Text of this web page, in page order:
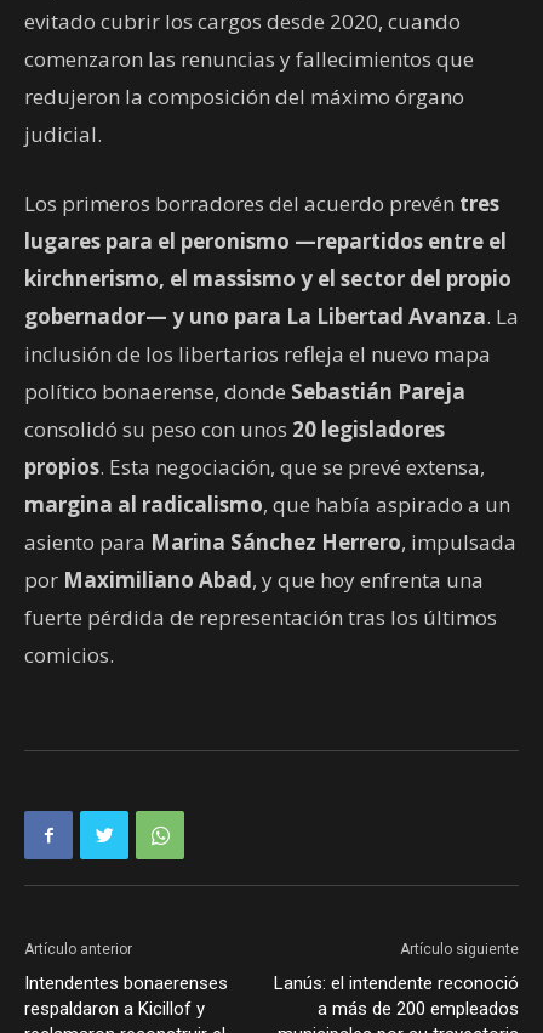
evitado cubrir los cargos desde 2020, cuando
comenzaron las renuncias y fallecimientos que
redujeron la composición del máximo órgano
judicial.
Los primeros borradores del acuerdo prevén tres
lugares para el peronismo —repartidos entre el
kirchnerismo, el massismo y el sector del propio
gobernador— y uno para La Libertad Avanza. La
inclusión de los libertarios refleja el nuevo mapa
político bonaerense, donde Sebastián Pareja
consolidó su peso con unos 20 legisladores
propios. Esta negociación, que se prevé extensa,
margina al radicalismo, que había aspirado a un
asiento para Marina Sánchez Herrero, impulsada
por Maximiliano Abad, y que hoy enfrenta una
fuerte pérdida de representación tras los últimos
comicios.
Artículo anterior
Intendentes bonaerenses
respaldaron a Kicillof y
Artículo siguiente
Lanús: el intendente reconoció
a más de 200 empleados